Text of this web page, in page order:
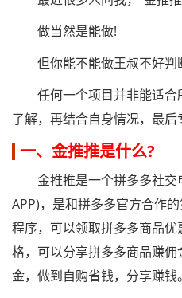
做当然是能做!
但你能不能做王叔不好判
任何一个项目并非能适合
了解，再结合自身情况，最后
一、金推推是什么?
金推推是一个拼多多社交
APP)，是和拼多多官方合作
程序，可以领取拼多多商品
格，可以分享拼多多商品赚
金，做到自购省钱，分享赚钱。